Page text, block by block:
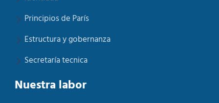
Principios de París
Estructura y gobernanza
Secretaría tecnica
Nuestra labor